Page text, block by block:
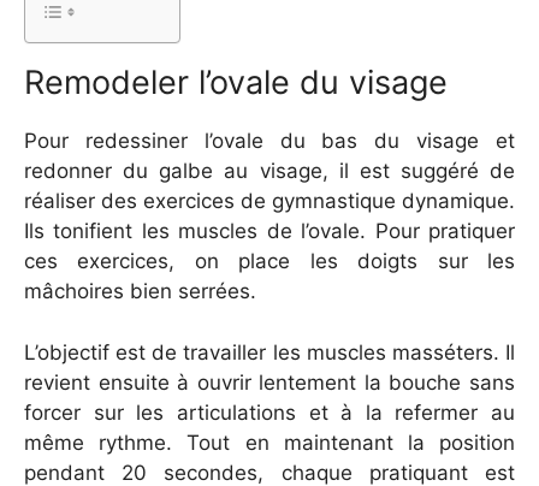
Remodeler l’ovale du visage
Pour redessiner l’ovale du bas du visage et
redonner du galbe au visage, il est suggéré de
réaliser des exercices de gymnastique dynamique.
Ils tonifient les muscles de l’ovale. Pour pratiquer
ces exercices, on place les doigts sur les
mâchoires bien serrées.
L’objectif est de travailler les muscles masséters. Il
revient ensuite à ouvrir lentement la bouche sans
forcer sur les articulations et à la refermer au
même rythme. Tout en maintenant la position
pendant 20 secondes, chaque pratiquant est